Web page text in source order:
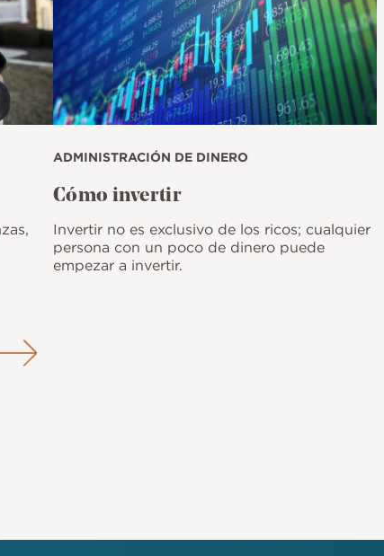
ADMINISTRACIÓN DE DINERO
Cómo invertir
Invertir no es exclusivo de los ricos; cualquier
persona con un poco de dinero puede
empezar a invertir.